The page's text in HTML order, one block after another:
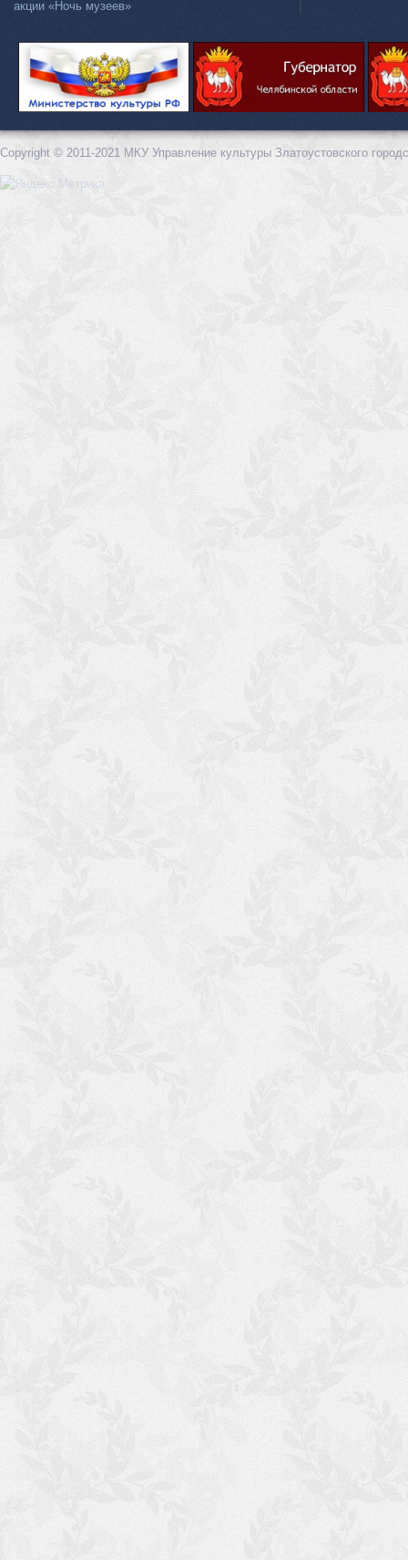
акции «Ночь музеев»
Copyright © 2011-2021 МКУ Управление культуры Златоустовского